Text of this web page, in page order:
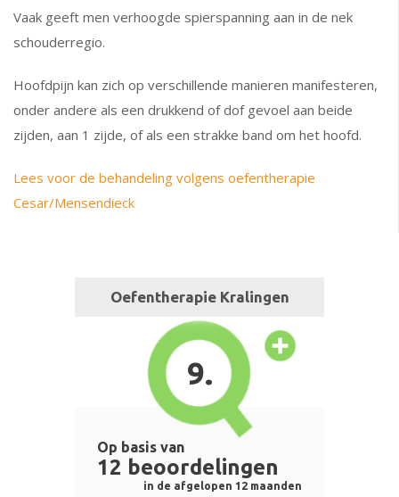
Vaak geeft men verhoogde spierspanning aan in de nek
schouderregio.
Hoofdpijn kan zich op verschillende manieren manifesteren,
onder andere als een drukkend of dof gevoel aan beide
zijden, aan 1 zijde, of als een strakke band om het hoofd.
Lees voor de behandeling volgens oefentherapie
Cesar/Mensendieck